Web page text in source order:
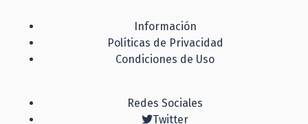
Información
Políticas de Privacidad
Condiciones de Uso
Redes Sociales
Twitter